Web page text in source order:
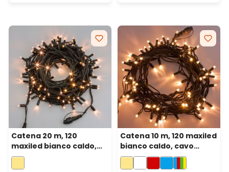
Catena 20 m, 120
maxiled bianco caldo,
cavo verde,
prolungabile, IP67
Catena 10 m, 120 maxiled
bianco caldo, cavo
verde, prolungabile, IP67